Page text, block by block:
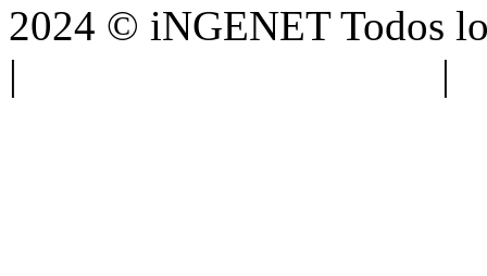
2024 © iNGENET Todos
|
|